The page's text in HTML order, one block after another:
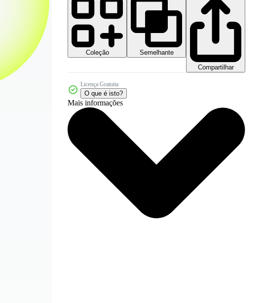
Coleção
Semelhante
Compartilhar
Licença Gratuita
O que é isto?
Mais informações